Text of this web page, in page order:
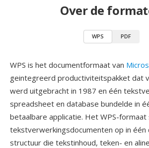
Over de
WPS PDF
WPS is het documentformaat van
geintegreerd productiviteitspakket dat
werd uitgebracht in 1987 en één
spreadsheet en database bundelde in
betaalbare applicatie. Het WPS-formaat
tekstverwerkingsdocumenten op in één
structuur die tekstinhoud, teken- en